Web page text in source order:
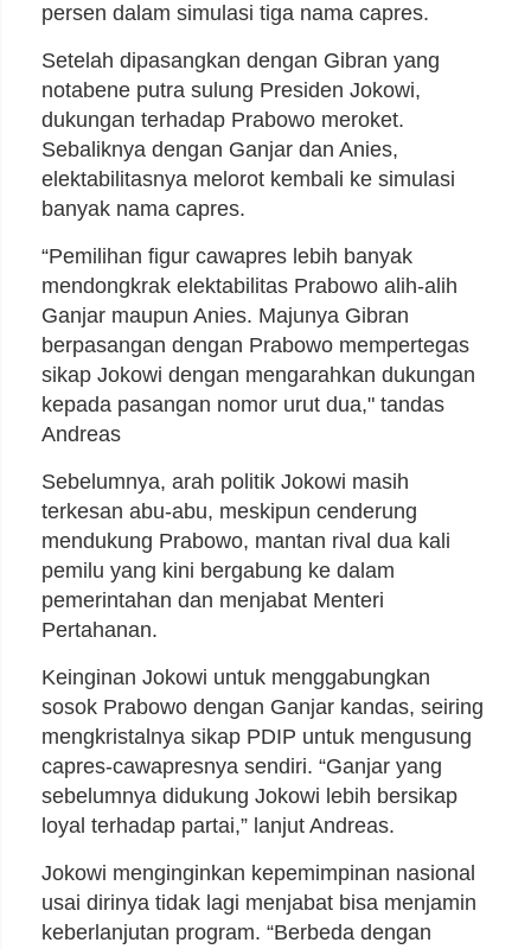
persen dalam simulasi tiga nama capres.
Setelah dipasangkan dengan Gibran yang
notabene putra sulung Presiden Jokowi,
dukungan terhadap Prabowo meroket.
Sebaliknya dengan Ganjar dan Anies,
elektabilitasnya melorot kembali ke simulasi
banyak nama capres.
“Pemilihan figur cawapres lebih banyak
mendongkrak elektabilitas Prabowo alih-alih
Ganjar maupun Anies. Majunya Gibran
berpasangan dengan Prabowo mempertegas
sikap Jokowi dengan mengarahkan dukungan
kepada pasangan nomor urut dua," tandas
Andreas
Sebelumnya, arah politik Jokowi masih
terkesan abu-abu, meskipun cenderung
mendukung Prabowo, mantan rival dua kali
pemilu yang kini bergabung ke dalam
pemerintahan dan menjabat Menteri
Pertahanan.
Keinginan Jokowi untuk menggabungkan
sosok Prabowo dengan Ganjar kandas, seiring
mengkristalnya sikap PDIP untuk mengusung
capres-cawapresnya sendiri. “Ganjar yang
sebelumnya didukung Jokowi lebih bersikap
loyal terhadap partai,” lanjut Andreas.
Jokowi menginginkan kepemimpinan nasional
usai dirinya tidak lagi menjabat bisa menjamin
keberlanjutan program. “Berbeda dengan